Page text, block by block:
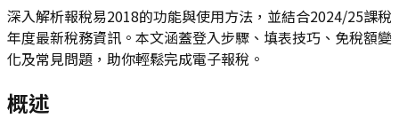
深入解析報稅易2018的功能與使用方法，並結合2024/25課稅
年度最新稅務資訊。本文涵蓋登入步驟、填表技巧、免稅額變
化及常見問題，助你輕鬆完成電子報稅。
概述